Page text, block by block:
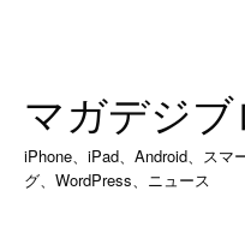
マガデジ
iPhone、iPad、Android、スマ
グ、WordPress、ニュース